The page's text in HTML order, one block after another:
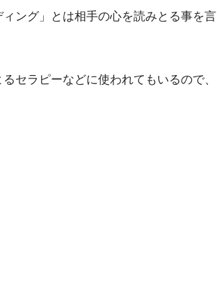
ング」とは相手の心を読みとる事を言
セラピーなどに使われてもいるので、